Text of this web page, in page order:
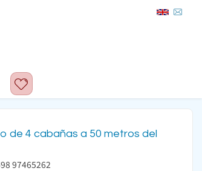
de 4 cabañas a 50 metros del
97465262